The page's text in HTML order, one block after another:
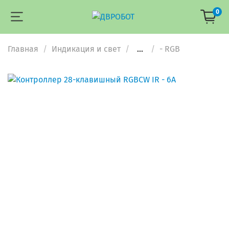
0
Главная Индикация и свет ... - RGB